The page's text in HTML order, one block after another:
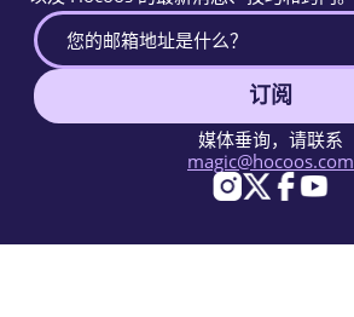
订阅
媒体垂询，请联系
magic@hocoos.com